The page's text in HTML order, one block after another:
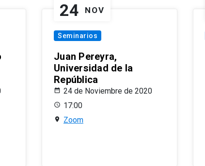
24 NOV
Seminarios
Juan Pereyra,
Universidad de la
República
24 de Noviembre de 2020
17:00
Zoom